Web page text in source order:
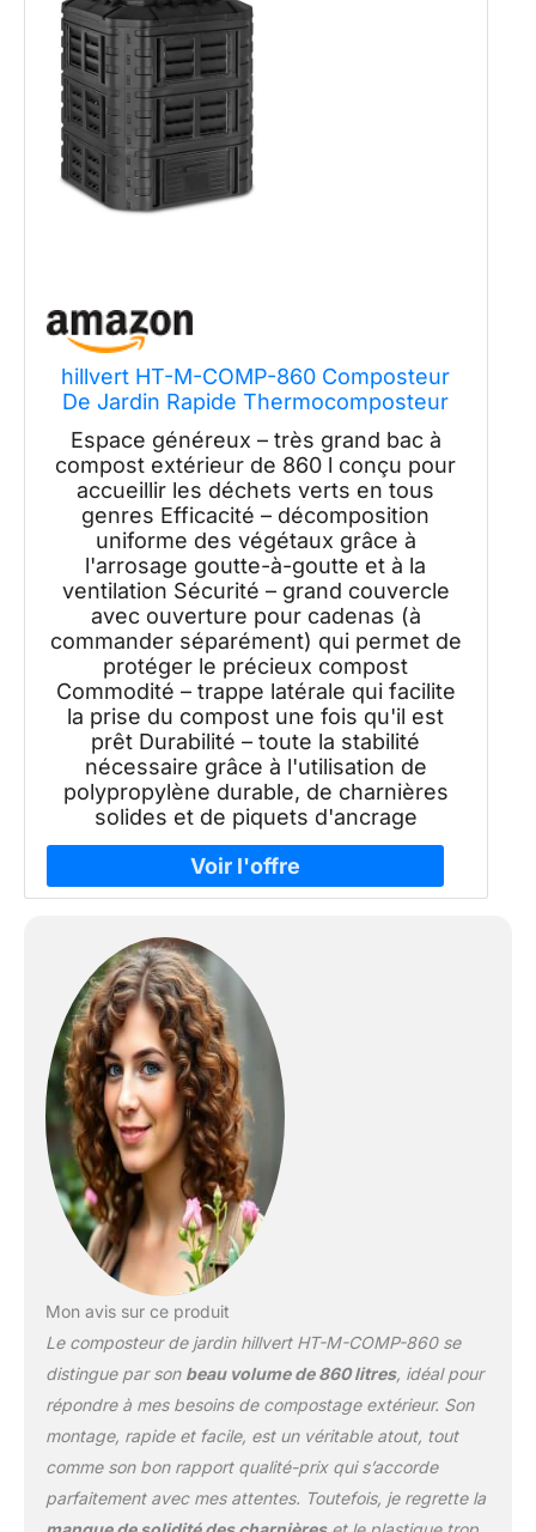
hillvert HT-M-COMP-860 Composteur
De Jardin Rapide Thermocomposteur
Bac Boite De Compostage ? Compost
Extérieur (860 l, Arrosage Goutte-?-
Goutte, Ventilation)
Espace généreux – très grand bac à
compost extérieur de 860 l conçu pour
accueillir les déchets verts en tous
genres Efficacité – décomposition
uniforme des végétaux grâce à
l'arrosage goutte-à-goutte et à la
ventilation Sécurité – grand couvercle
avec ouverture pour cadenas (à
commander séparément) qui permet de
protéger le précieux compost
Commodité – trappe latérale qui facilite
la prise du compost une fois qu'il est
prêt Durabilité – toute la stabilité
nécessaire grâce à l'utilisation de
polypropylène durable, de charnières
solides et de piquets d'ancrage
Mon avis sur ce produit
Le composteur de jardin hillvert HT-M-COMP-860 se
distingue par son beau volume de 860 litres, idéal pour
répondre à mes besoins de compostage extérieur. Son
montage, rapide et facile, est un véritable atout, tout
comme son bon rapport qualité-prix qui s’accorde
parfaitement avec mes attentes. Toutefois, je regrette la